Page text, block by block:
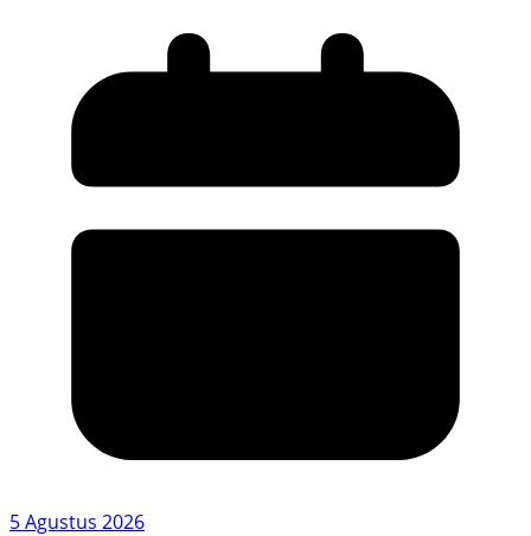
5 Agustus 2026